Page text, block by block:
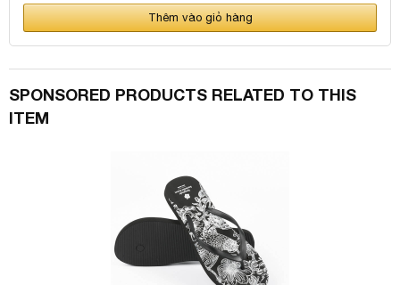
Thêm vào giỏ hàng
SPONSORED PRODUCTS RELATED TO THIS
ITEM